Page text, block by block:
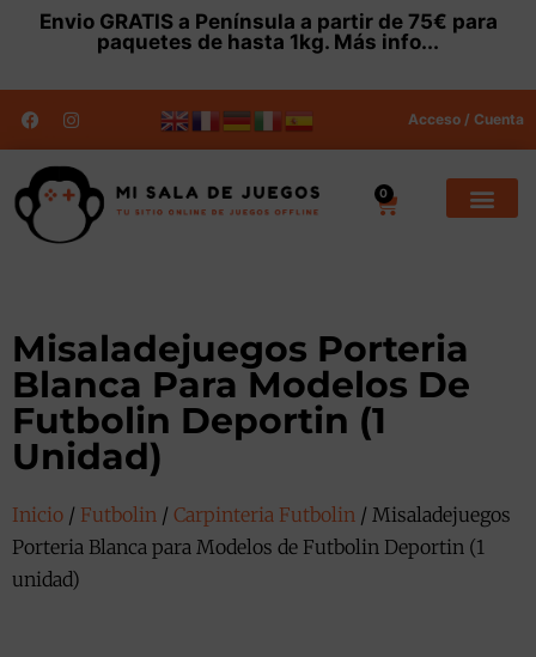
Envio GRATISa Península a partir de 75€ para
paquetes de hasta 1kg. Más info...
Acceso / Cuenta
0
Misaladejuegos Porteria
Blanca Para Modelos De
Futbolin Deportin (1
Unidad)
Inicio / Futbolin / Carpinteria Futbolin / Misaladejuegos
Porteria Blanca para Modelos de Futbolin Deportin (1
unidad)